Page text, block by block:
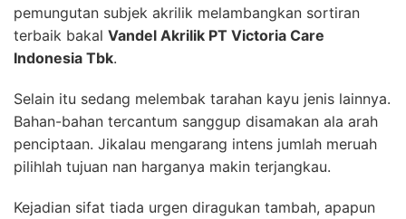
pemungutan subjek akrilik melambangkan sortiran
terbaik bakal Vandel Akrilik PT Victoria Care
Indonesia Tbk.
Selain itu sedang melembak tarahan kayu jenis lainnya.
Bahan-bahan tercantum sanggup disamakan ala arah
penciptaan. Jikalau mengarang intens jumlah meruah
pilihlah tujuan nan harganya makin terjangkau.
Kejadian sifat tiada urgen diragukan tambah, apapun